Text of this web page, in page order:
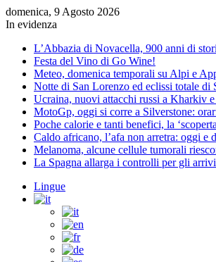
domenica, 9 Agosto 2026
In evidenza
L’Abbazia di Novacella, 900 anni di
Festa del Vino di Go Wine!
Meteo, domenica temporali su Alpi e
Notte di San Lorenzo ed eclissi totale di
Ucraina, nuovi attacchi russi a Kharkiv
MotoGp, oggi si corre a Silverstone:
Poche calorie e tanti benefici, la
Caldo africano, l’afa non arretra: oggi e
Melanoma, alcune cellule tumorali
La Spagna allarga i controlli per gli
Lingue